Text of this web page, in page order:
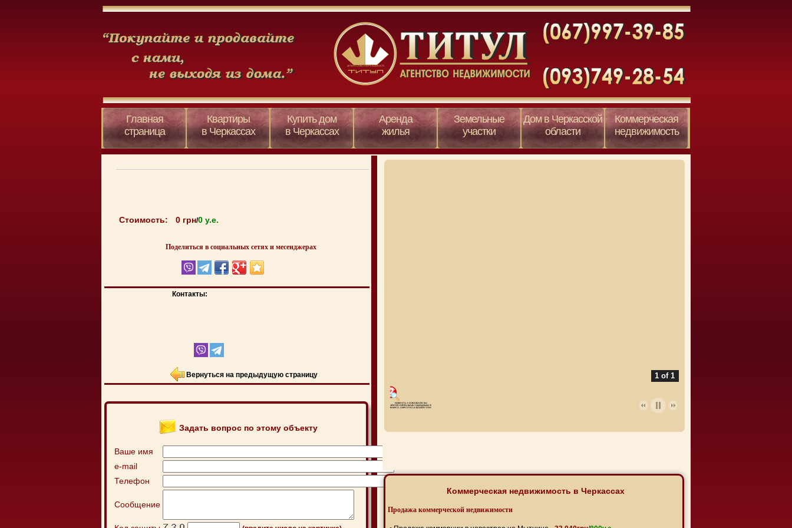
Главная
страница
Квартиры
в Черкассах
Купить дом
в Черкассах
Аренда
жилья
Земельные
участки
Дом в Черкасской
области
Коммерческая
недвижимость
Стоимость: 0 грн/0 y.e.
Поделиться в социальных сетях и месенджерах
Контакты:
Вернуться на предыдущую страницу
Задать вопрос по этому объекту
Ваше имя
e-mail
Телефон
Сообщение
1 of 1
Коммерческая недвижимость в Черкассах
Продажа коммерческой недвижимости